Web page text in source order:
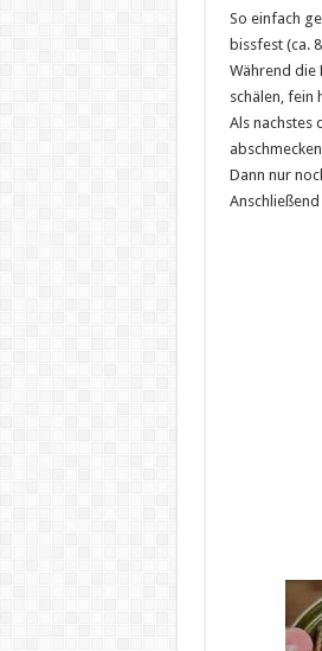
So einfach
bissfest (ca.
Während die
schälen, fein
Als nachstes
Dann nur